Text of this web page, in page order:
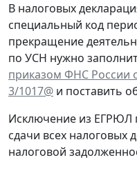
В налоговых
специальный код
прекращение
по УСН нужно
приказом ФНС России
3/1017@ и поставить
Исключение из ЕГРЮЛ
сдачи всех налоговых
налоговой